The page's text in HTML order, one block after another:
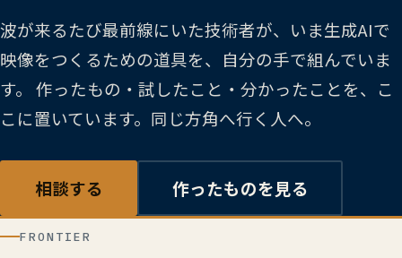
波が来るたび最前線にいた技術者が、いま生成AIで
映像をつくるための道具を、自分の手で組んでいま
す。 作ったもの・試したこと・分かったことを、こ
こに置いています。同じ方角へ行く人へ。
相談する 作ったものを見る
FRONTIER